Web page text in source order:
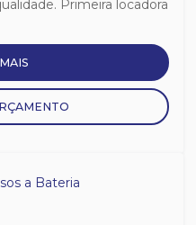
Primeira locadora